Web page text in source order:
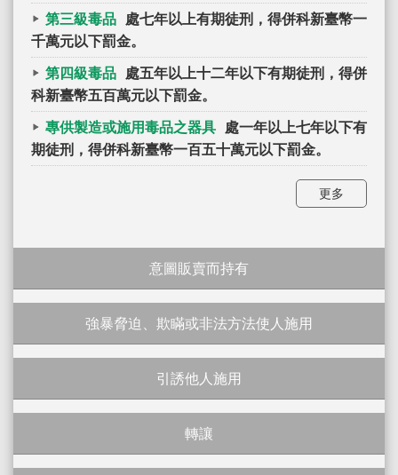
第三級毒品
處七年以上有期徒刑，得併科新臺幣一
千萬元以下罰金。
第四級毒品
處五年以上十二年以下有期徒刑，得併
科新臺幣五百萬元以下罰金。
專供製造或施用毒品之器具
處一年以上七年以下有
期徒刑，得併科新臺幣一百五十萬元以下罰金。
更多
意圖販賣而持有
強暴脅迫、欺瞞或非法方法使人施用
引誘他人施用
轉讓